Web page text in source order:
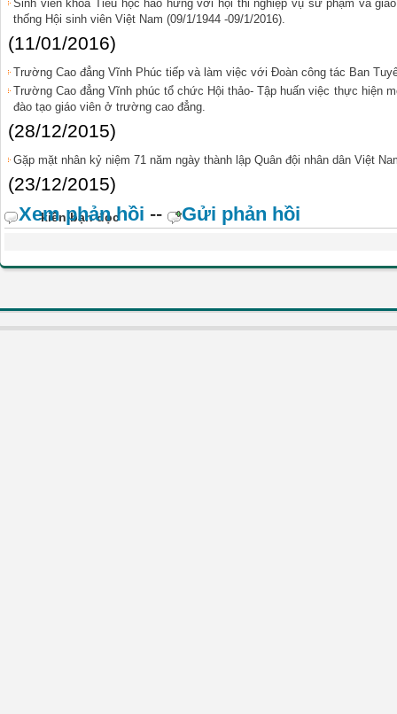
Sinh viên khoa Tiểu học hào hứng với hội thi nghiệp vụ sư phạm và
thống Hội sinh viên Việt Nam (09/1/1944 -09/1/2016).
(11/01/2016)
Trường Cao đẳng Vĩnh Phúc tiếp và làm việc với Đoàn công tác Ban
Trường Cao đẳng Vĩnh phúc tổ chức Hội thảo- Tập huấn việc thực hiện
đào tạo giáo viên ở trường cao đẳng.
(28/12/2015)
Gặp mặt nhân kỷ niệm 71 năm ngày thành lập Quân đội nhân dân Việt
(23/12/2015)
kiến bạn đọc
Xem phản hồi -- Gửi phản hồi